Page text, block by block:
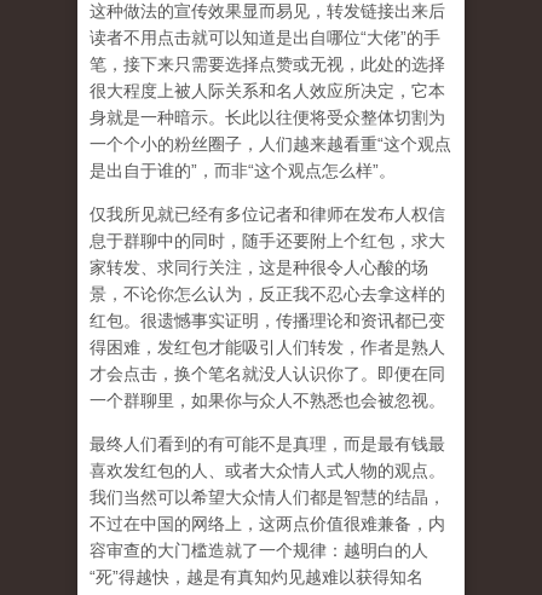
这种做法的宣传效果显而易见，转发链接出来后
读者不用点击就可以知道是出自哪位“大佬”的手
笔，接下来只需要选择点赞或无视，此处的选择
很大程度上被人际关系和名人效应所决定，它本
身就是一种暗示。长此以往便将受众整体切割为
一个个小的粉丝圈子，人们越来越看重“这个观点
是出自于谁的”，而非“这个观点怎么样”。
仅我所见就已经有多位记者和律师在发布人权信
息于群聊中的同时，随手还要附上个红包，求大
家转发、求同行关注，这是种很令人心酸的场
景，不论你怎么认为，反正我不忍心去拿这样的
红包。很遗憾事实证明，传播理论和资讯都已变
得困难，发红包才能吸引人们转发，作者是熟人
才会点击，换个笔名就没人认识你了。即便在同
一个群聊里，如果你与众人不熟悉也会被忽视。
最终人们看到的有可能不是真理，而是最有钱最
喜欢发红包的人、或者大众情人式人物的观点。
我们当然可以希望大众情人们都是智慧的结晶，
不过在中国的网络上，这两点价值很难兼备，内
容审查的大门槛造就了一个规律：越明白的人
“死”得越快，越是有真知灼见越难以获得知名